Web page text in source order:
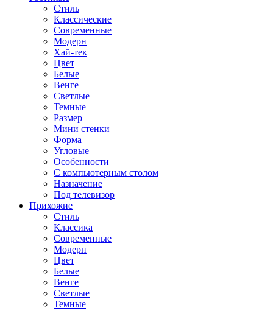
Стиль
Классические
Современные
Модерн
Хай-тек
Цвет
Белые
Венге
Светлые
Темные
Размер
Мини стенки
Форма
Угловые
Особенности
С компьютерным столом
Назначение
Под телевизор
Прихожие
Стиль
Классика
Современные
Модерн
Цвет
Белые
Венге
Светлые
Темные